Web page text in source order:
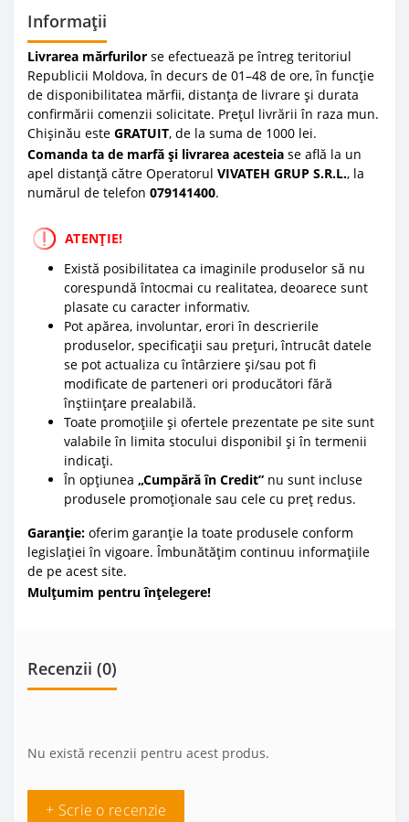
Informații
Livrarea mărfurilor se efectuează pe întreg teritoriul
Republicii Moldova, în decurs de 01–48 de ore, în funcție
de disponibilitatea mărfii, distanța de livrare și durata
confirmării comenzii solicitate. Prețul livrării în raza mun.
Chișinău este GRATUIT, de la suma de 1000 lei.
Comanda ta de marfă și livrarea acesteia se află la un
apel distanță către Operatorul VIVATEH GRUP S.R.L., la
numărul de telefon 079141400.
ATENȚIE!
Există posibilitatea ca imaginile produselor să nu
corespundă întocmai cu realitatea, deoarece sunt
plasate cu caracter informativ.
Pot apărea, involuntar, erori în descrierile
produselor, specificații sau prețuri, întrucât datele
se pot actualiza cu întârziere și/sau pot fi
modificate de parteneri ori producători fără
înștiințare prealabilă.
Toate promoțiile și ofertele prezentate pe site sunt
valabile în limita stocului disponibil și în termenii
indicați.
În opțiunea „Cumpără în Credit” nu sunt incluse
produsele promoționale sau cele cu preț redus.
Garanție: oferim garanție la toate produsele conform
legislației în vigoare. Îmbunătățim continuu informațiile
de pe acest site.
Mulțumim pentru înțelegere!
Recenzii (0)
Nu există recenzii pentru acest produs.
+ Scrie o recenzie